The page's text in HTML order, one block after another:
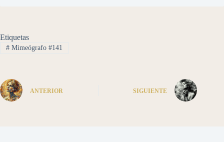
Etiquetas
#Mimeógrafo #141
ANTERIOR SIGUIENTE